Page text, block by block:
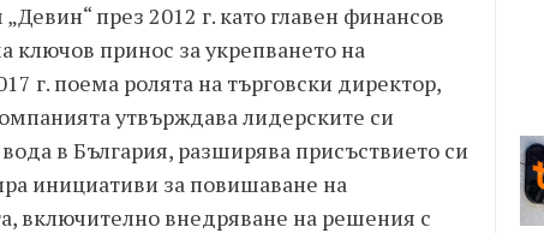
през 2012 г. като главен финансов
ключов принос за укрепването на
г. поема ролята на търговски директор,
утвърждава лидерските си
в България, разширява присъствието си
инициативи за повишаване на
включително внедряване на решения с